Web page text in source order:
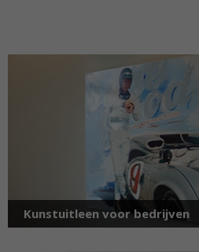
Kunstuitleen voor bedrijven